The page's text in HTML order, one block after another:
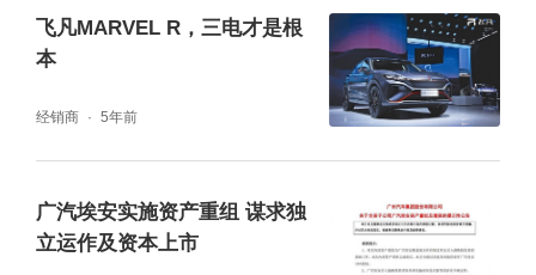
飞凡MARVEL R，三电才是根
本
经销商 5年前
广汽埃安实施资产重组 谋求独
立运作及资本上市